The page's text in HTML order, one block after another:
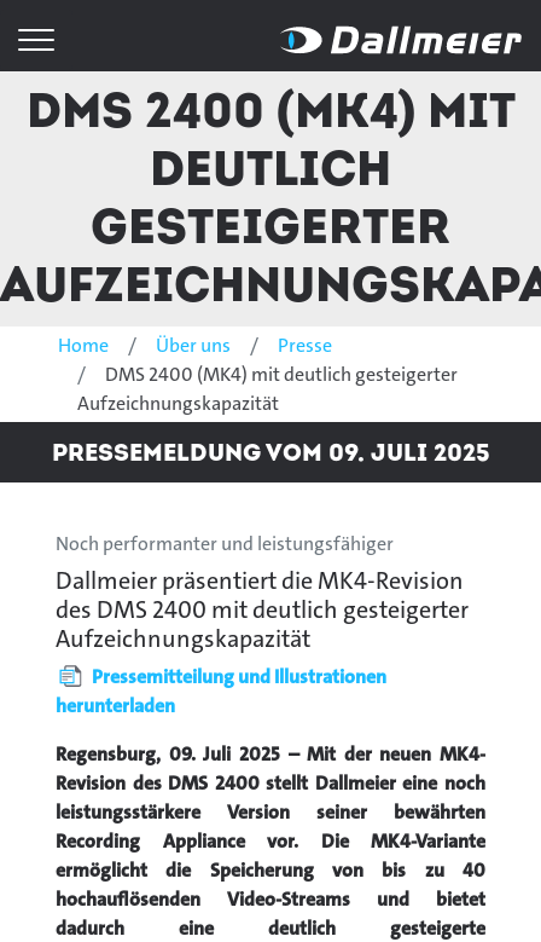
DMS 2400 (MK4) mit
deutlich
gesteigerter
Home Über uns
Presse
DMS 2400 (MK4) mit deutlich gesteigerter
Aufzeichnungskapazität
Pressemeldung vom 09. Juli 2025
Noch performanter und leistungsfähiger
Dallmeier präsentiert die MK4-Revision
des DMS 2400 mit deutlich gesteigerter
Aufzeichnungskapazität
Pressemitteilung und Illustrationen
herunterladen
Regensburg, 09. Juli 2025 – Mit der neuen MK4-
Revision des DMS 2400 stellt Dallmeier eine noch
leistungsstärkere Version seiner bewährten
Recording Appliance vor. Die MK4-Variante
ermöglicht die Speicherung von bis zu 40
hochauflösenden Video-Streams und bietet
dadurch eine deutlich gesteigerte